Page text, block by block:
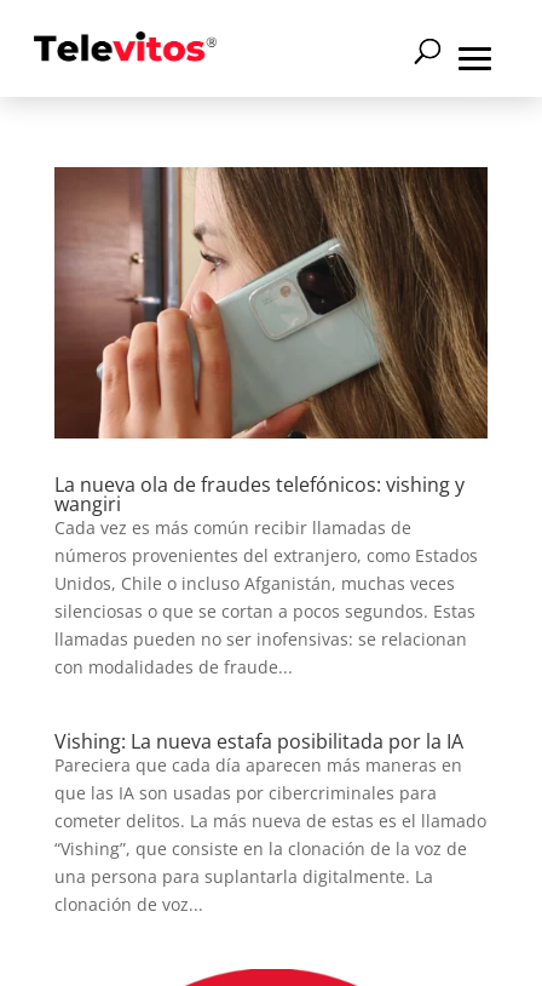
La nueva ola de fraudes telefónicos: vishing y
wangiri
Cada vez es más común recibir llamadas de
números provenientes del extranjero, como Estados
Unidos, Chile o incluso Afganistán, muchas veces
silenciosas o que se cortan a pocos segundos. Estas
llamadas pueden no ser inofensivas: se relacionan
con modalidades de fraude...
Vishing: La nueva estafa posibilitada por la IA
Pareciera que cada día aparecen más maneras en
que las IA son usadas por cibercriminales para
cometer delitos. La más nueva de estas es el llamado
“Vishing”, que consiste en la clonación de la voz de
una persona para suplantarla digitalmente. La
clonación de voz...